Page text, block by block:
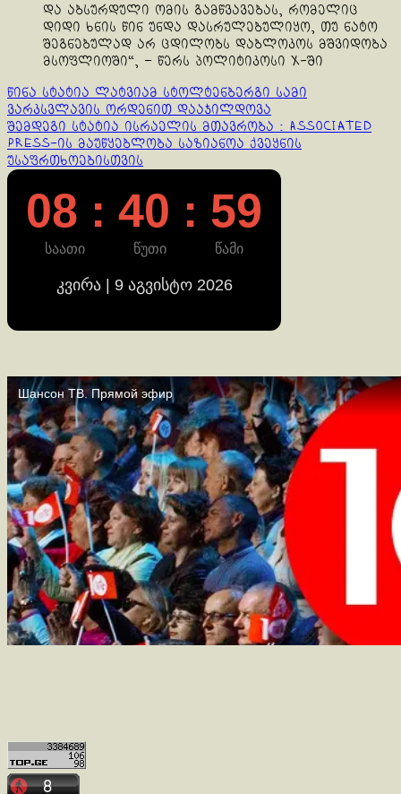
და აბსურდული ომის გამწვავებას, რომელიც
დიდი ხნის წინ უნდა დასრულებულიყო, თუ ნატო
შეგნებულად არ ცდილობს დაბლოკოს მშვიდობა
მსოფლიოში“, – წერს პოლიტიკოსი X-ში
Continue
Reading
წინა სტატია ლატვიამ სტოლტენბერგი სამი
ვარკსვლავის ორდენით დააჯილდოვა
შემდეგი სტატია ისრაელის მთავრობა : Associated
Press-ის მაუწყებლობა საზიანოა ქვეყნის
უსაფრთხოებისთვის
08 : 40 : 59
საათი წუთი წამი
კვირა | 9 აგვისტო 2026